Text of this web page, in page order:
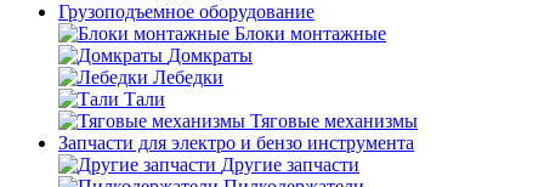
Грузоподъемное оборудование
Блоки монтажные
Домкраты
Лебедки
Тали
Тяговые механизмы
Запчасти для электро и бензо инструмента
Другие запчасти